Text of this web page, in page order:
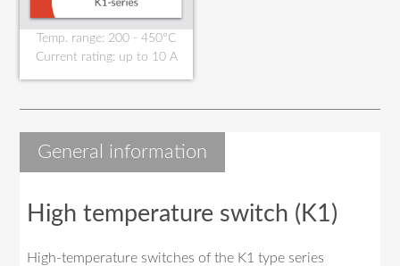
Temp. range: 200 - 450°C
Current rating: up to 10 A
General information
High temperature switch (K1)
High-temperature switches of the K1 type series